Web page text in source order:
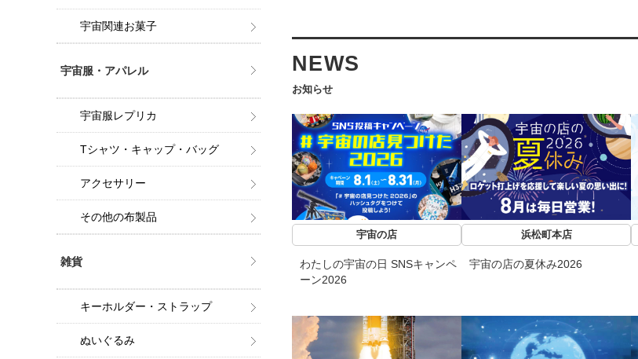
NEWS
お知らせ
宇宙の店
わたしの宇宙の日 SNSキャンペ
ーン2026
浜松町本店
宇宙の店の夏休み2026
宇宙関連お菓子
宇宙服・アパレル
宇宙服レプリカ
Tシャツ・キャップ・バッグ
アクセサリー
その他の布製品
雑貨
キーホルダー・ストラップ
ぬいぐるみ